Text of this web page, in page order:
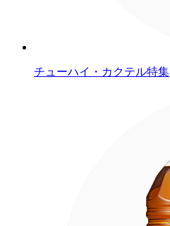
チューハイ・カクテル特集